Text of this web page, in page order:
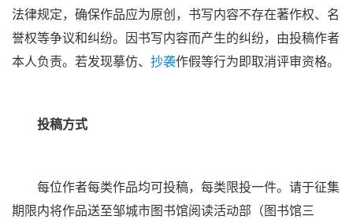
法律规定，确保作品应为原创，书写内容不存在著作权、名
誉权等争议和纠纷。因书写内容而产生的纠纷，由投稿作者
本人负责。若发现摹仿、 抄袭作假等行为即取消评审资格。
投稿方式
每位作者每类作品均可投稿，每类限投一件。请于征集
期限内将作品送至邹城市图书馆阅读活动部（图书馆三